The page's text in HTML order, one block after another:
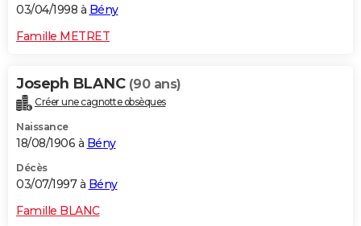
03/04/1998 à Bény
Famille METRET
Joseph BLANC (90 ans)
Créer une cagnotte obsèques
Naissance
18/08/1906 à Bény
Décès
03/07/1997 à Bény
Famille BLANC